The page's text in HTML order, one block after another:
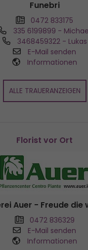
Funebri
0472 833175
335 6199899 -
3468459322 - Lukas
E-Mail senden
Informationen
ALLE TRAUERANZEIGEN
Florist vor Ort
Auer - Freude die
0472 836329
E-Mail senden
Informationen